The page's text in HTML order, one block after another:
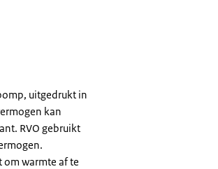
uitgedrukt in
kan
RVO gebruikt
warmte af te